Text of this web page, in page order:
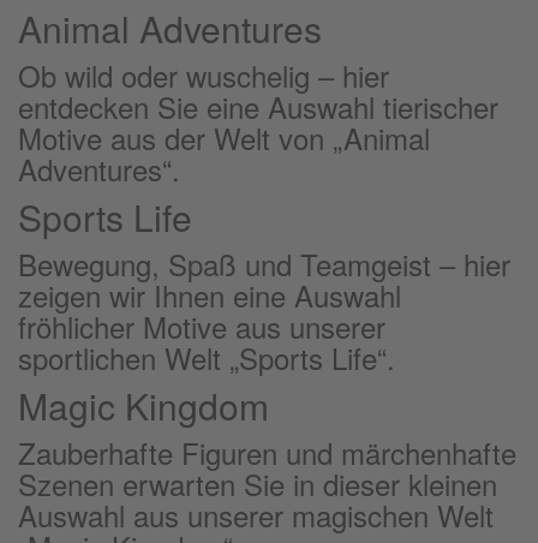
Animal Adventures
Ob wild oder wuschelig – hier
entdecken Sie eine Auswahl tierischer
Motive aus der Welt von „Animal
Adventures“.
Sports Life
Bewegung, Spaß und Teamgeist – hier
zeigen wir Ihnen eine Auswahl
fröhlicher Motive aus unserer
sportlichen Welt „Sports Life“.
Magic Kingdom
Zauberhafte Figuren und märchenhafte
Szenen erwarten Sie in dieser kleinen
Auswahl aus unserer magischen Welt